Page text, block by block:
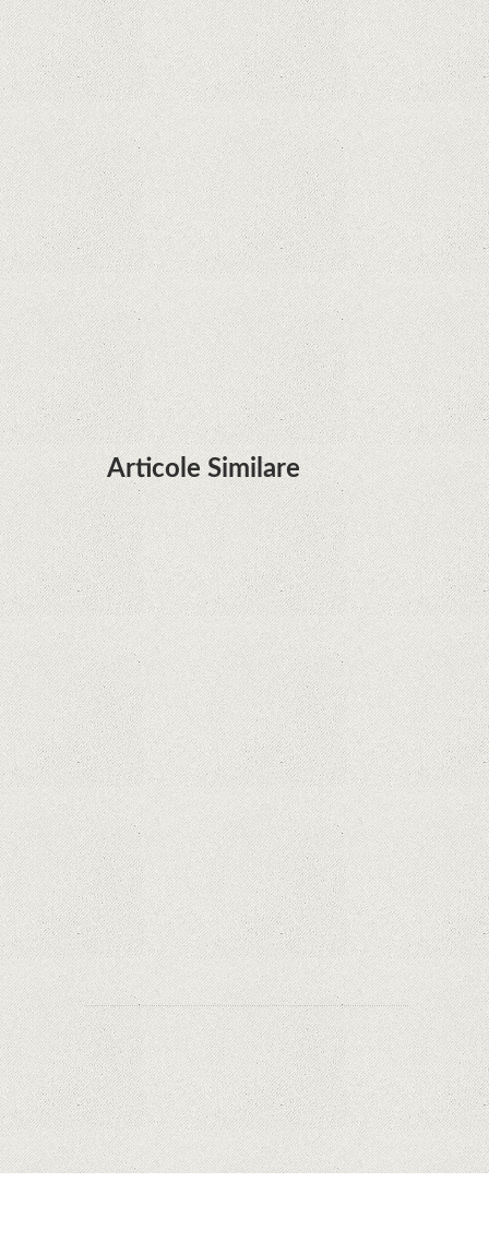
la Legenda Korra Studio Mir
Curtea Supremă reglementează în favoarea
Google în Oracle Java Fight
Zvon: aplicațiile Google nu se mai pot instala pe
terminalele Huawei cu procesoare Kirin
Huawei P50 primeşte o posibilă dată de lansare
şi e mai curând decât credeam; Are cameră
telephoto cu zoom optic variabil
Articole Similare
Descoperire remarcabilă. Genomul uman nu mai
are secrete
iPhone 12 Mini, bijuteria - TECH REVIEW
Apple cedează, în sfârșit. Piese de schimb pentru
iPhone și Mac, puse în vânzare
Rețelele sociale au pierdut deja 10 miliarde de
dolari din cauza noilor reguli Apple privind
urmărirea utilizatorilor